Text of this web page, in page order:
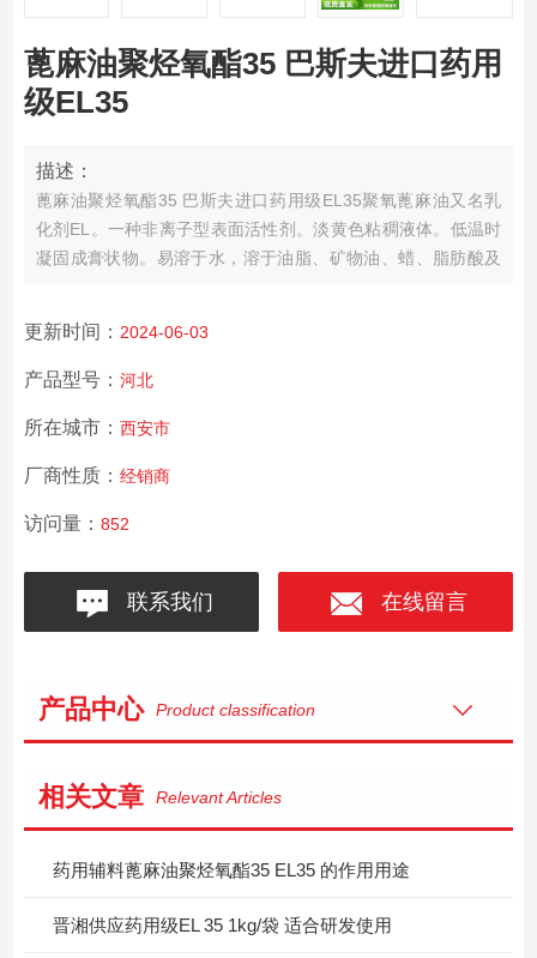
蓖麻油聚烃氧酯35 巴斯夫进口药用
级EL35
描述：
蓖麻油聚烃氧酯35 巴斯夫进口药用级EL35聚氧蓖麻油又名乳
化剂EL。一种非离子型表面活性剂。淡黄色粘稠液体。低温时
凝固成膏状物。易溶于水，溶于油脂、矿物油、蜡、脂肪酸及
农药乳化剂和印花涂料扩散剂。也可用于配制腈纶、维纶等抗
静电纺丝油剂。由蓖麻油与缩合而得.
更新时间： 2024-06-03
产品型号： 河北
所在城市： 西安市
厂商性质： 经销商
访问量： 852
联系我们 在线留言
产品中心 Product classification
相关文章 Relevant Articles
药用辅料蓖麻油聚烃氧酯35 EL35 的作用用途
晋湘供应药用级EL 35 1kg/袋 适合研发使用